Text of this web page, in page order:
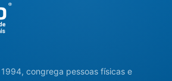
congrega pessoas físicas e